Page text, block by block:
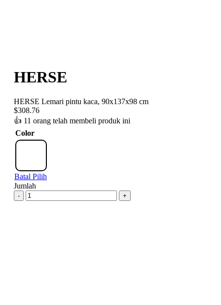
HERSE
HERSE Lemari pintu kaca, 90x137x98 cm
$308.76
👍 11 orang telah membeli produk ini
Color
Batal Pilih
Jumlah
- +